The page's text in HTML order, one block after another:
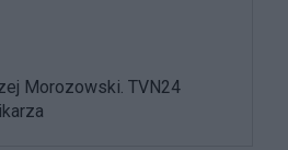
Morozowski. TVN24